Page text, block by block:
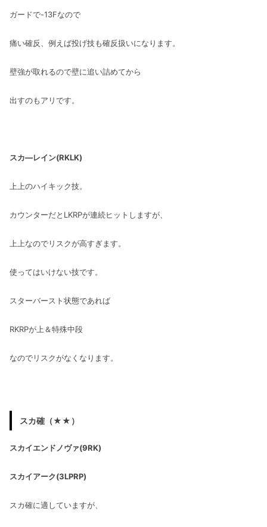
ガードで-13Fなので
痛い確反、例えば投げ技も確反扱いになります。
壁強が取れるので壁に追い詰めてから
出すのもアリです。
スカ―レイン(RKLK)
上上のハイキック技。
カウンターだとLKRPが連続ヒットしますが、
上上なのでリスクが高すぎます。
使ってはいけない技です。
スターバースト状態であれば
RKRPが上＆特殊中段
なのでリスクがなくなります。
スカ確（★★）
スカイエンドノヴァ(9RK)
スカイアーク(3LPRP)
スカ確に適していますが、